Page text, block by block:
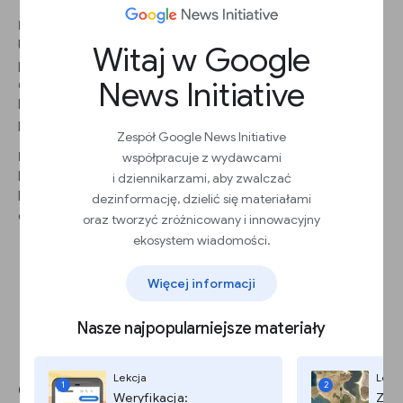
Witaj w Google
News Initiative
Zespół Google News Initiative
współpracuje z wydawcami
i dziennikarzami, aby zwalczać
dezinformację, dzielić się materiałami
oraz tworzyć zróżnicowany i innowacyjny
ekosystem wiadomości.
Więcej informacji
Nasze najpopularniejsze materiały
1
Lekcja
Weryfikacja:
2
KROK 3
Użyj wbudowanego odtwarzacza, aby zobaczyć statystyki dla
poszczególnych fragmentów odcinka. Wykorzystaj je, aby
dowiedzieć się, dlaczego użytkownicy przerwali słuchanie w
konkretnym momencie lub które fragmenty zyskały największą
popularność.
KROK 4
Przejdź w dół strony do wykresu „Odtworzenia”. Przedstawia on
liczbę odtworzeń i łączną liczbę odtworzonych minut dla danego
odcinka.
odcinków